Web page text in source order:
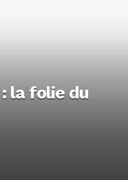
la folie du